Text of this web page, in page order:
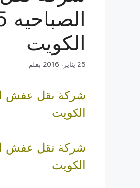
الكويت
25 يناير، 2016 بقلم
الكويت
الكويت